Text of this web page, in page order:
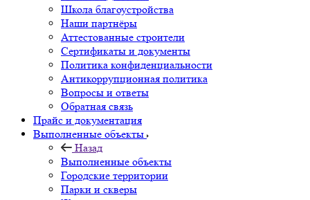
Школа благоустройства
Наши партнёры
Аттестованные строители
Сертификаты и документы
Политика конфиденциальности
Антикоррупционная политика
Вопросы и ответы
Обратная связь
Прайс и документация
Выполненные объекты
Назад
Выполненные объекты
Городские территории
Парки и скверы